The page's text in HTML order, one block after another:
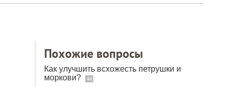
Похожие вопросы
Как улучшить всхожесть петрушки и
моркови?
44